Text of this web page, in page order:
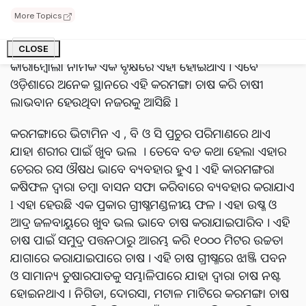
More Topics
CLOSE
ଉପମହାଦେଶରେ ଅଧିକ ଦେଖିବାକୁ ମିଳେ । ଏହାର ଫଳ ଖାଇବା
ଇଁରାଜୀରେ ଷ୍ଟାର୍ ଫୃଟ୍ ମଧ୍ୟ କୁହାଯାଏ । ତେବେ ଆଭେରୋଆ
କାରାମ୍ବୋଲା ନାମକ ଏକ ବୃକ୍ଷରେ ଏହା ହୋଇଥାଏ । ଏବେ
ଓଡ଼ିଶାରେ ଅନେକ ସ୍ଥାନରେ ଏହି କରମଙ୍ଗା ଚାଷ କରି ଚାଷୀ
ଲାଭବାନ ହେଉଥିବା ନଜରକୁ ଆସିଛି l
କରମଙ୍ଗାରେ ଭିଟାମିନ ଏ , ବି ଓ ସି ପ୍ରଚୁର ପରିମାଣରେ ଥାଏ
ଯାହା ଶରୀର ପାଇଁ ଖୁବ ଭଲ । ତେବେ ବଡ କଥା ହେଲା ଏହାର
ଚେରର ରସ ଔଷଧ ଭାବେ ବ୍ୟବହାର ହୁଏ l ଏହି କାରମଙ୍ଗରା
କଷିଫଳ ଦ୍ୱାରା ତମ୍ବା ବାସନ ସଫା କରିବାରେ ବ୍ୟବହାର କରାଯାଏ
l ଏହା ହେଉଛି ଏକ ପ୍ରକାର ଗ୍ରୀଷ୍ମମଣ୍ଡଳୀୟ ଫଳ । ଏହା ଉଷ୍ମ ଓ
ଆଦ୍ର ଜଳବାୟୁରେ ଖୁବ ଭଲ ଭାବେ ଚାଷ କରାଯାଇପାରିବ । ଏହି
ଚାଷ ପାଇଁ ସମୁଦ୍ର ପତ୍ତନଠାରୁ ଆରମ୍ଭ କରି ୧୦୦୦ ମିଟର ଉଚ୍ଚତା
ଯାଗାରେ କରାଯାଇପାରେ ଚାଷ । ଏହି ଚାଷ ଗ୍ରୀଷ୍ମରେ ଝାଞ୍ଜି ପବନ
ଓ ସାମାନ୍ୟ ତୁଷାରପାତକୁ ସମ୍ଭାଳିପାରେ ଯାହା ଦ୍ୱାରା ଚାଷ ନଷ୍ଟ
ହୋଇନଥାଏ । ନିଗିଡା, ଦୋରସା, ମଟାଳ ମାଟିରେ କରମଙ୍ଗା ଚାଷ